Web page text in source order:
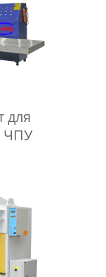
для
ЧПУ